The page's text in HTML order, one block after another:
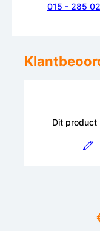
015 - 285
Dit product